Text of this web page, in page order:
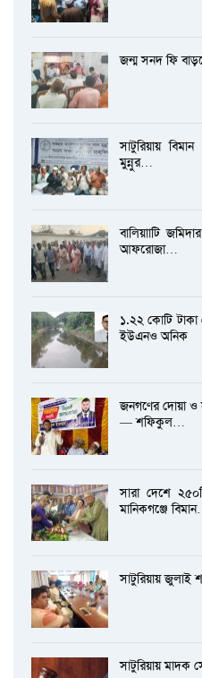
জন্ম সনদ ফি
সাটুরিয়ায়
মুন্নুর…
বালিয়াাটি
আফরোজা…
১.২২ কোটি টাকা
ইউএনও অনিক
জনগণের দোয়া ও
— শফিকুল…
সারা দেশে
মানিকগঞ্জে
সাটুরিয়ায় জুলাই
সাটুরিয়ায় মাদক